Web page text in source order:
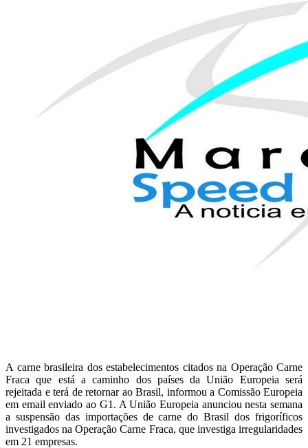
A carne brasileira dos estabelecimentos citados na Operação Carne
Fraca que está a caminho dos países da União Europeia será
rejeitada e terá de retornar ao Brasil, informou a Comissão Europeia
em email enviado ao G1. A União Europeia anunciou nesta semana
a suspensão das importações de carne do Brasil dos frigoríficos
investigados na Operação Carne Fraca, que investiga irregularidades
em 21 empresas.